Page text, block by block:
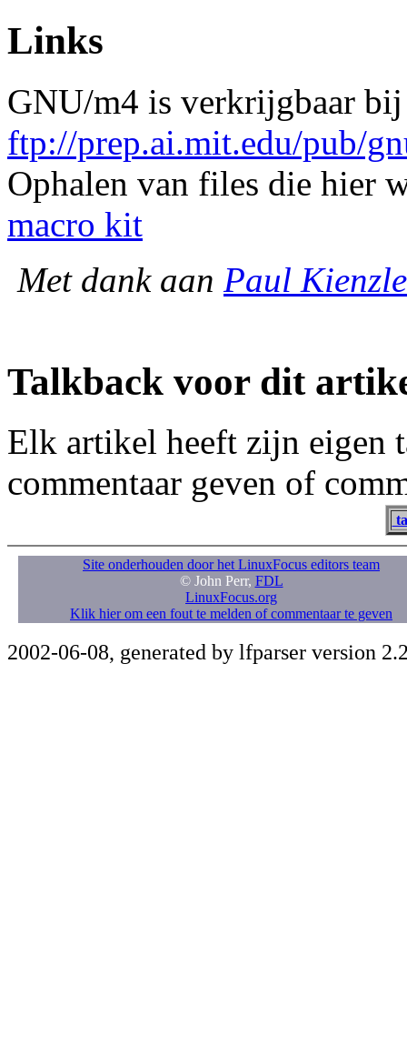
Links
GNU/m4 is verkrijgbaar bij
ftp://prep.ai.mit.edu/pub/
Ophalen van files die hier
macro kit
Met dank aan Paul Kienzle
Talkback voor dit
Elk artikel heeft zijn eigen
commentaar geven of
Site onderhouden door het LinuxFocus editors team
© John Perr, FDL
LinuxFocus.org
Klik hier om een fout te melden of commentaar te geven
2002-06-08, generated by lfparser version